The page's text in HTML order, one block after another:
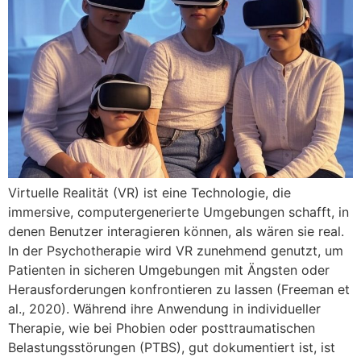
Virtuelle Realität (VR) ist eine Technologie, die
immersive, computergenerierte Umgebungen schafft, in
denen Benutzer interagieren können, als wären sie real.
In der Psychotherapie wird VR zunehmend genutzt, um
Patienten in sicheren Umgebungen mit Ängsten oder
Herausforderungen konfrontieren zu lassen (Freeman et
al., 2020). Während ihre Anwendung in individueller
Therapie, wie bei Phobien oder posttraumatischen
Belastungsstörungen (PTBS), gut dokumentiert ist, ist